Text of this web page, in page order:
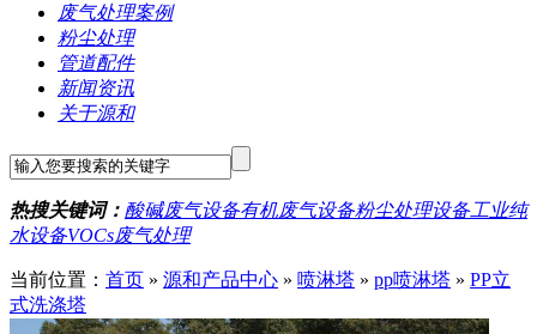
废气处理案例
粉尘处理
管道配件
新闻资讯
关于源和
热搜关键词： 酸碱废气设备有机废气设备粉尘处理设备工业纯
水设备VOCs废气处理
当前位置： 首页 » 源和产品中心 » 喷淋塔 » pp喷淋塔 » PP立
式洗涤塔